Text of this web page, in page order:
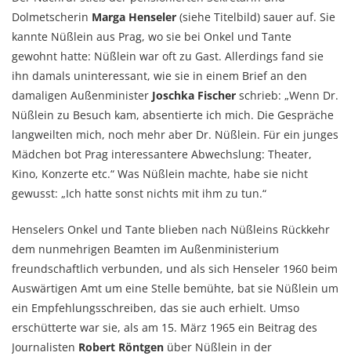
Dolmetscherin Marga Henseler (siehe Titelbild) sauer auf. Sie
kannte Nüßlein aus Prag, wo sie bei Onkel und Tante
gewohnt hatte: Nüßlein war oft zu Gast. Allerdings fand sie
ihn damals uninteressant, wie sie in einem Brief an den
damaligen Außenminister Joschka Fischer schrieb: „Wenn Dr.
Nüßlein zu Besuch kam, absentierte ich mich. Die Gespräche
langweilten mich, noch mehr aber Dr. Nüßlein. Für ein junges
Mädchen bot Prag interessantere Abwechslung: Theater,
Kino, Konzerte etc.“ Was Nüßlein machte, habe sie nicht
gewusst: „Ich hatte sonst nichts mit ihm zu tun.“
Henselers Onkel und Tante blieben nach Nüßleins Rückkehr
dem nunmehrigen Beamten im Außenministerium
freundschaftlich verbunden, und als sich Henseler 1960 beim
Auswärtigen Amt um eine Stelle bemühte, bat sie Nüßlein um
ein Empfehlungsschreiben, das sie auch erhielt. Umso
erschütterte war sie, als am 15. März 1965 ein Beitrag des
Journalisten Robert Röntgen über Nüßlein in der